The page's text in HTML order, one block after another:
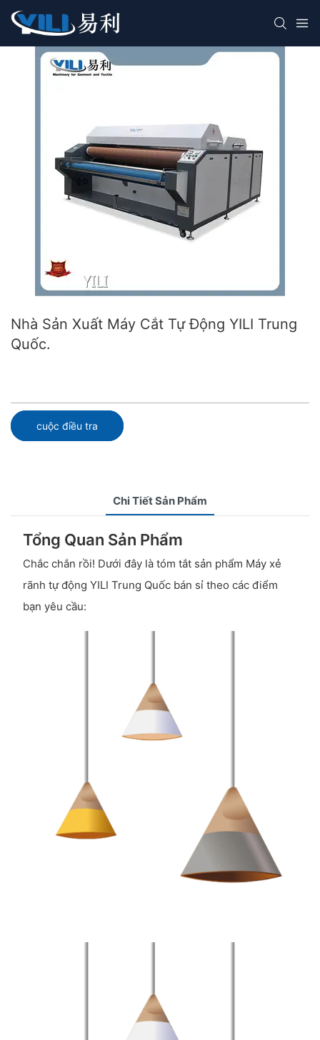
Nhà Sản Xuất Máy Cắt Tự Động YILI Trung
Quốc.
cuộc điều tra
Chi Tiết Sản Phẩm
Tổng Quan Sản Phẩm
Chắc chắn rồi! Dưới đây là tóm tắt sản phẩm Máy xẻ
rãnh tự động YILI Trung Quốc bán sỉ theo các điểm
bạn yêu cầu: